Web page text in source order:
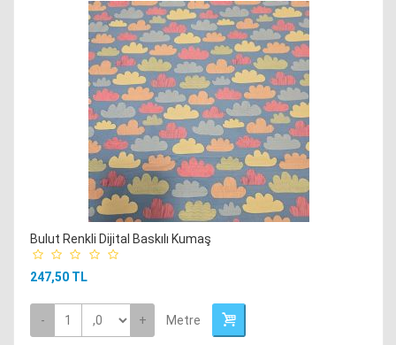
Bulut Renkli Dijital Baskılı Kumaş
247,50 TL
- + Metre